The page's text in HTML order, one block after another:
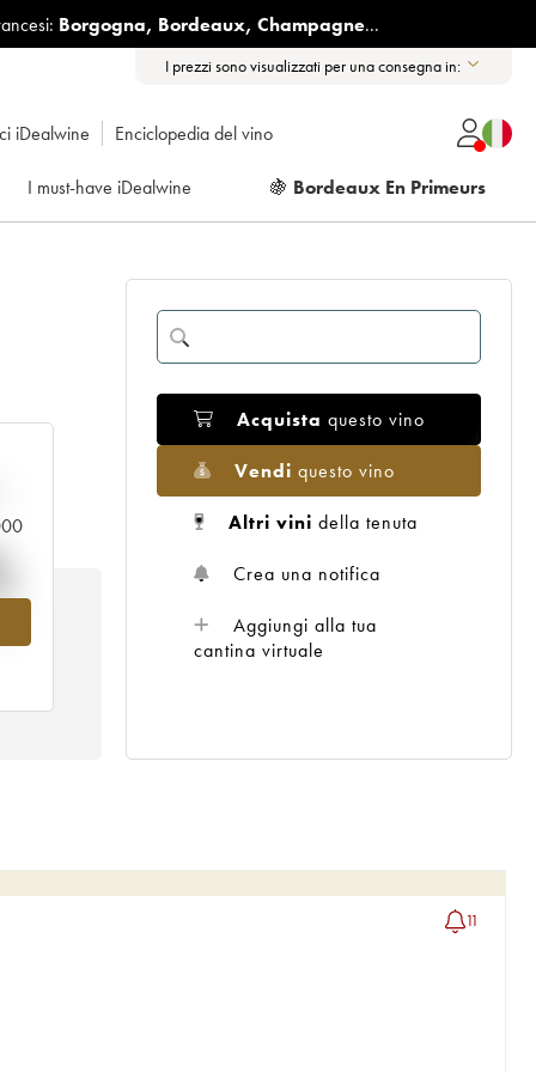
Borgogna, Bordeaux, Champagne...
I prezzi sono visualizzati per una consegna in:
iDealwine Enciclopedia del vino
I must-have iDealwine 🍇 Bordeaux En Primeurs
Acquista questo vino
Vendi questo vino
Altri vini della tenuta
Crea una notifica
Aggiungi alla tua
cantina virtuale
11